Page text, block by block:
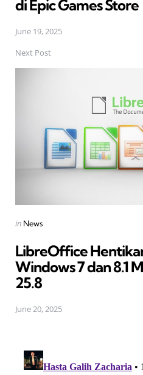
di Epic Games Store
June 19, 2025
Next Post
Posted
in News
LibreOffice
Windows 7 dan 8.1
25.8
June 20, 2025